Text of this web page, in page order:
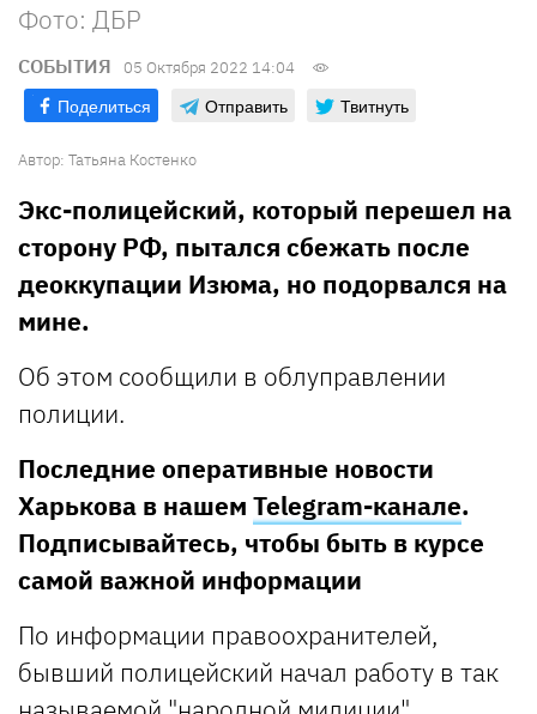
Фото: ДБР
СОБЫТИЯ 05 Октября 2022 14:04
Поделиться Отправить Твитнуть
Автор: Татьяна Костенко
Экс-полицейский, который перешел на
сторону РФ, пытался сбежать после
деоккупации Изюма, но подорвался на
мине.
Об этом сообщили в облуправлении
полиции.
Последние оперативные новости
Харькова в нашем Telegram-канале.
Подписывайтесь, чтобы быть в курсе
самой важной информации
По информации правоохранителей,
бывший полицейский начал работу в так